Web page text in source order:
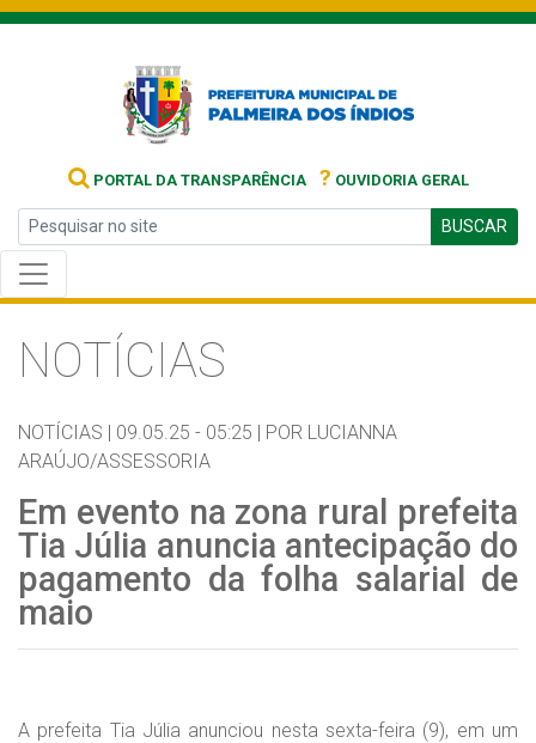
PORTAL DA TRANSPARÊNCIA ? OUVIDORIA GERAL
BUSCAR
NOTÍCIAS
NOTÍCIAS | 09.05.25 - 05:25 | POR LUCIANNA
ARAÚJO/ASSESSORIA
Em evento na zona rural prefeita
Tia Júlia anuncia antecipação do
pagamento da folha salarial de
maio
A prefeita Tia Júlia anunciou nesta sexta-feira (9), em um